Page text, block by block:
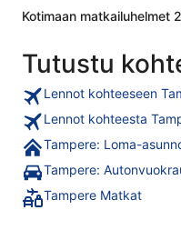
Kotimaan matkailuhelmet
Tutustu
Lennot kohteeseen
Lennot kohteesta
Tampere: Loma-
Tampere:
Tampere Matkat